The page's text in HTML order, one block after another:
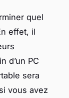
quel
effet, il
d’un PC
sera
vous avez